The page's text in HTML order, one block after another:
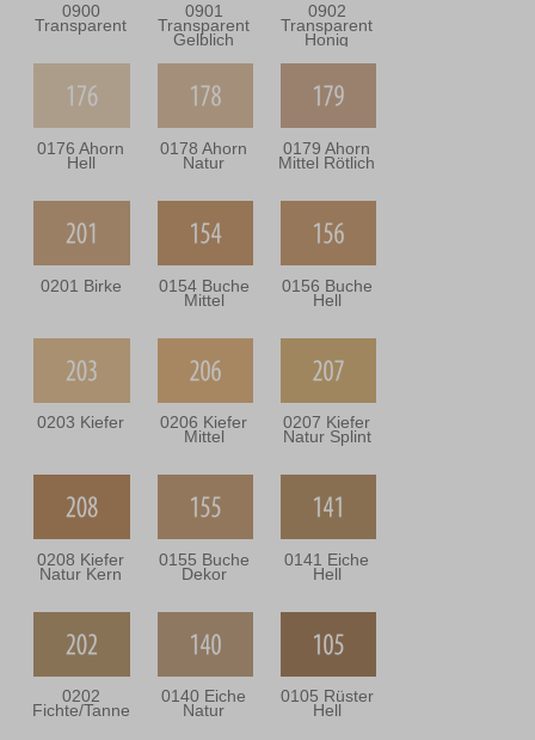
0900
Transparent
0901
Transparent
Gelblich
0902
Transparent
Honig
0176 Ahorn
Hell
0178 Ahorn
Natur
0179 Ahorn
Mittel Rötlich
0201 Birke 0154 Buche
Mittel
0156 Buche
Hell
0203 Kiefer 0206 Kiefer
Mittel
0207 Kiefer
Natur Splint
0208 Kiefer
Natur Kern
0155 Buche
Dekor
0141 Eiche
Hell
0202
Fichte/Tanne
0140 Eiche
Natur
0105 Rüster
Hell